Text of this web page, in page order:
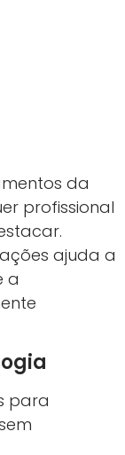
da
profissional
ajuda a
a
para